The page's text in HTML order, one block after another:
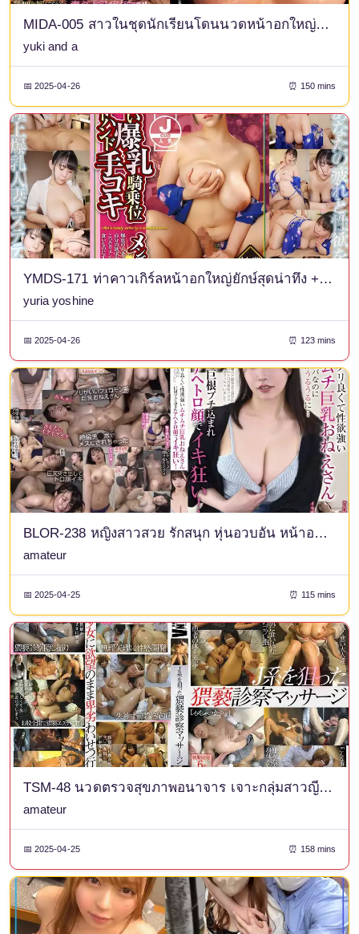
MIDA-005 สาวในชุดนักเรียนโดนนวดหน้าอกใหญ่จนถึงจุดสุดยอดด้วยยาปลุกอารมณ์ทางเพศ โทอา ยูกิ
yuki and a
📅 2025-04-26 ⏰ 150 mins
YMDS-171 ท่าคาวเกิร์ลหน้าอกใหญ่ยักษ์สุดน่าทึ่ง + มือของพระเจ้าช่วยตัวเอง ร้านเสริมสวยชายหน้าอกใหญ่ตัณหา ช่างเสริมสวยหญิงที่แต่งงานแล้วหลอกล่อลูกค้าร้านเสริมสวยผู้ชายโดยแอบทำเพื่อสนองความผิดหวังทางเพศของตัวเอง ยูเรีย
yuria yoshine
📅 2025-04-26 ⏰ 123 mins
BLOR-238 หญิงสาวสวย รักสนุก หุ่นอวบอั๋น หน้าอกใหญ่ มีความต้องการทางเพศสูง ปกติแล้วเธอเป็นคนตรงไปตรงมา แต่เมื่อเธอถึงจุดสุดยอด เธอจะถึงกับน้ำตาซึม... เธอโดนยัดจู๋ขนาดใหญ่เข้าไปในตัวเธอ และแสดงสีหน้าคลั่งไคล้แบบอาเฮเกา!
amateur
📅 2025-04-25 ⏰ 115 mins
TSM-48 นวดตรวจสุขภาพอนาจาร เจาะกลุ่มสาวญี่ปุ่น
amateur
📅 2025-04-25 ⏰ 158 mins